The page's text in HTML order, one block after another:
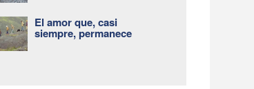
El amor que, casi
siempre, permanece